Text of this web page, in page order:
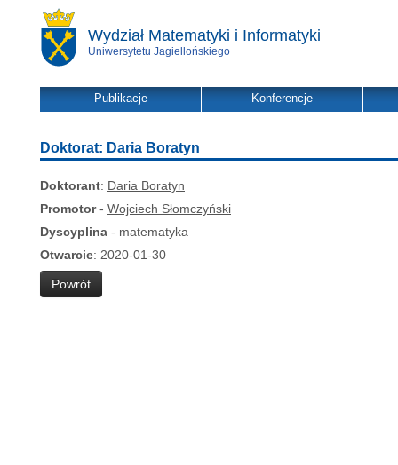
Wydział Matematyki i Informatyki
Uniwersytetu Jagiellońskiego
Publikacje Konferencje
Doktorat: Daria Boratyn
Doktorant: Daria Boratyn
Promotor- Wojciech Słomczyński
Dyscyplina - matematyka
Otwarcie: 2020-01-30
Powrót